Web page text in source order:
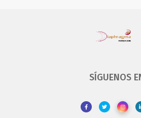
SÍGUENOS